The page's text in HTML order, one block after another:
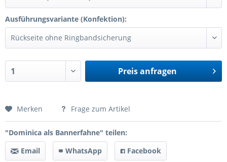
Ausführungsvariante (Konfektion):
Preis anfragen
Preis anfragen
Merken Frage zum Artikel
"Dominica als Bannerfahne" teilen:
Email
WhatsApp Facebook